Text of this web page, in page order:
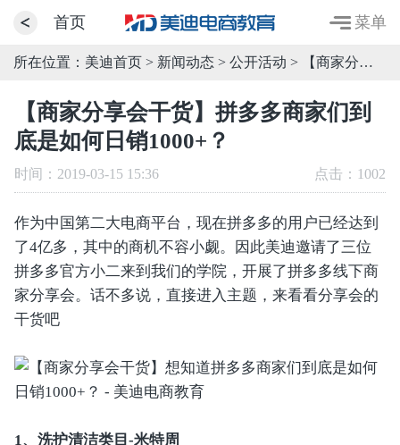
首页 菜单
所在位置： 美迪首页> 新闻动态> 公开活动 > 【商家分享会干货】拼多多商家们到底是如何日销1000+？
【商家分享会干货】拼多多商家们到
底是如何日销1000+？
点击： 1002
时间：2019-03-15 15:36
作为中国第二大电商平台，现在拼多多的用户已经达到
了4亿多，其中的商机不容小觑。因此美迪邀请了三位
拼多多官方小二来到我们的学院，开展了拼多多线下商
家分享会。话不多说，直接进入主题，来看看分享会的
干货吧
1、洗护清洁类目-米特周